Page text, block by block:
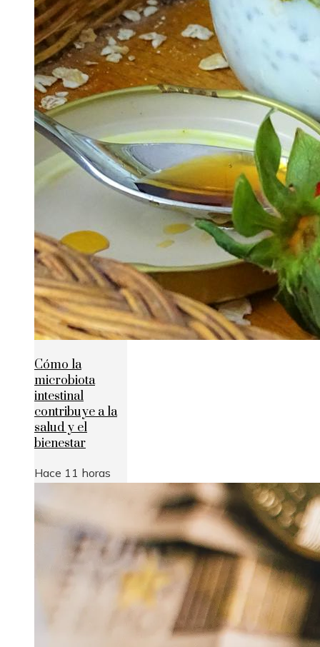
Cómo la
microbiota
intestinal
contribuye a la
salud y el
bienestar
Hace 11 horas